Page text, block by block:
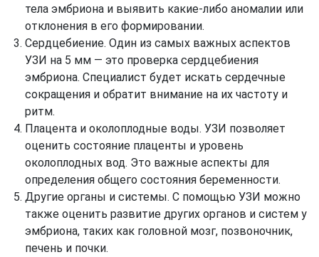
тела эмбриона и выявить какие-либо аномалии или
отклонения в его формировании.
Сердцебиение. Один из самых важных аспектов
УЗИ на 5 мм — это проверка сердцебиения
эмбриона. Специалист будет искать сердечные
сокращения и обратит внимание на их частоту и
ритм.
Плацента и околоплодные воды. УЗИ позволяет
оценить состояние плаценты и уровень
околоплодных вод. Это важные аспекты для
определения общего состояния беременности.
Другие органы и системы. С помощью УЗИ можно
также оценить развитие других органов и систем у
эмбриона, таких как головной мозг, позвоночник,
печень и почки.